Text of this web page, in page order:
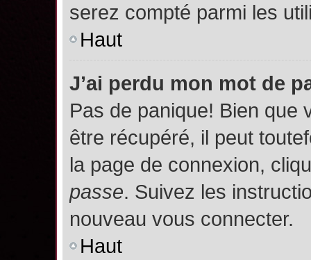
serez compté parmi les
Haut
J’ai perdu mon mot de
Pas de panique! Bien que
être récupéré, il peut
la page de connexion,
passe. Suivez les
nouveau vous connecter.
Haut